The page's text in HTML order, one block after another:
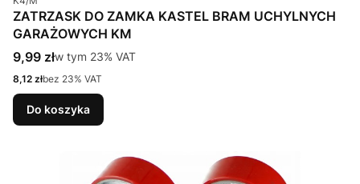
ZATRZASK DO ZAMKA KASTEL BRAM UCHYLNYCH
GARAŻOWYCH KM
Cena brutto
9,99 złw tym %s VAT
w tym 23% VAT
Cena netto
8,12 złbez 23% VAT
Do koszyka